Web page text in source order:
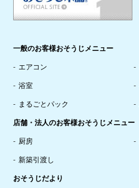
一般のお客様おそうじメニュー
エアコン
浴室
まるごとパック
店舗・法人のお客様おそうじメニュー
厨房
新築引渡し
おそうじだより